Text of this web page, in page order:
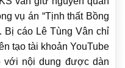
vụ án “Tịnh thất Bồng
Bị cáo Lê Tùng Vân chỉ
tạo tài khoản YouTube
với nội dung được dàn